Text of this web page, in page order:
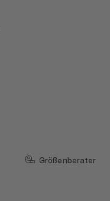
Größenberater